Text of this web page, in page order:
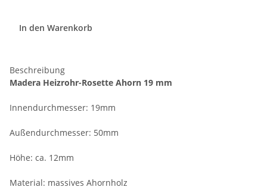
In den Warenkorb
Beschreibung
Madera Heizrohr-Rosette Ahorn 19 mm
Innendurchmesser: 19mm
Außendurchmesser: 50mm
Höhe: ca. 12mm
Material: massives Ahornholz